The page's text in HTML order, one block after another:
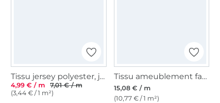
Tissu jersey polyester, jaune
4,99 € / m
7,01 € / m
(3,44 € / 1 m²)
Tissu ameublement fauteuil canapé velours côtelé à grosses côtes Cozy, moutarde
15,08 € / m
(10,77 € / 1 m²)